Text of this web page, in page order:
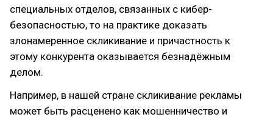
специальных отделов, связанных с кибер-
безопасностью, то на практике доказать
злонамеренное скликивание и причастность к
этому конкурента оказывается безнадёжным
делом.
Например, в нашей стране скликивание рекламы
может быть расценено как мошенничество и